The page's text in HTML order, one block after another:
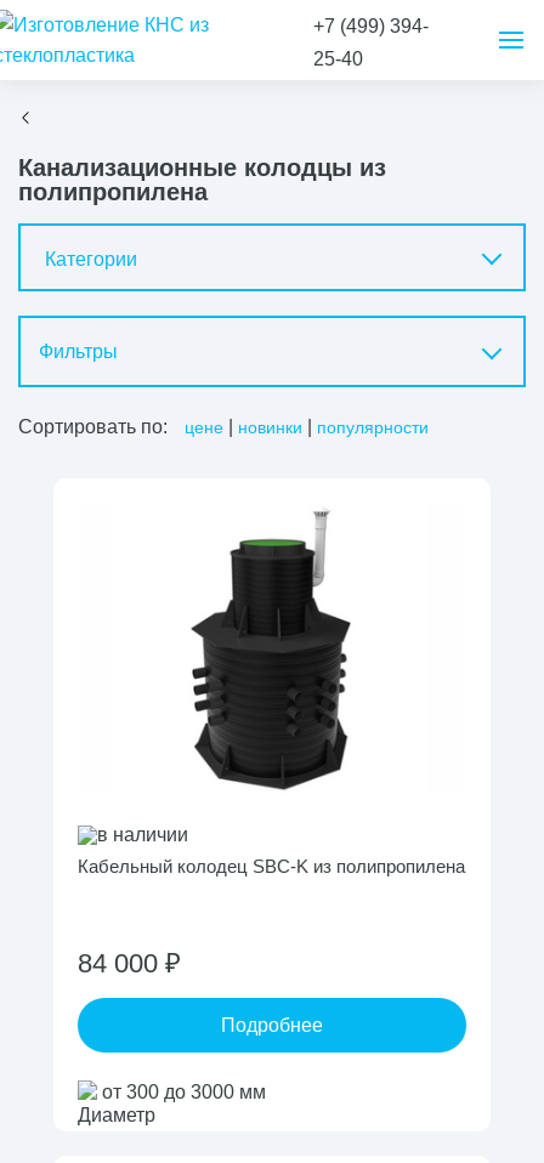
+7 (499) 394-
25-40
Канализационные колодцы из
полипропилена
Фильтры
Категории
Сортировать по: цене новинки популярности
в наличии
Кабельный колодец SBC-K из полипропилена
84 000 ₽
Подробнее
от 300 до 3000 мм